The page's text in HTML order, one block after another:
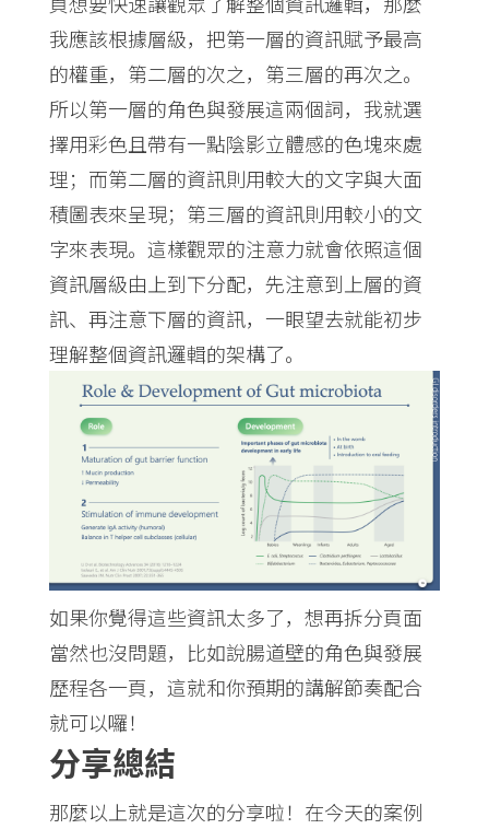
我應該根據層級，把第一層的資訊賦予最高
的權重，第二層的次之，第三層的再次之。
所以第一層的角色與發展這兩個詞，我就選
擇用彩色且帶有一點陰影立體感的色塊來處
理；而第二層的資訊則用較大的文字與大面
積圖表來呈現；第三層的資訊則用較小的文
字來表現。這樣觀眾的注意力就會依照這個
資訊層級由上到下分配，先注意到上層的資
訊、再注意下層的資訊，一眼望去就能初步
理解整個資訊邏輯的架構了。
如果你覺得這些資訊太多了，想再拆分頁面
當然也沒問題，比如說腸道壁的角色與發展
歷程各一頁，這就和你預期的講解節奏配合
就可以囉！
分享總結
那麼以上就是這次的分享啦！在今天的案例